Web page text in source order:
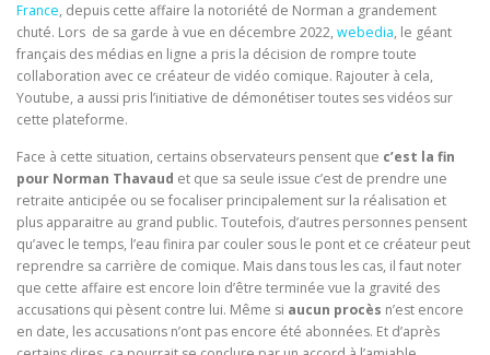
France, depuis cette affaire la notoriété de Norman a grandement
chuté. Lors de sa garde à vue en décembre 2022, webedia, le géant
français des médias en ligne a pris la décision de rompre toute
collaboration avec ce créateur de vidéo comique. Rajouter à cela,
Youtube, a aussi pris l’initiative de démonétiser toutes ses vidéos sur
cette plateforme.
Face à cette situation, certains observateurs pensent que c’est la fin
pour Norman Thavaud et que sa seule issue c’est de prendre une
retraite anticipée ou se focaliser principalement sur la réalisation et
plus apparaitre au grand public. Toutefois, d’autres personnes pensent
qu’avec le temps, l’eau finira par couler sous le pont et ce créateur peut
reprendre sa carrière de comique. Mais dans tous les cas, il faut noter
que cette affaire est encore loin d’être terminée vue la gravité des
accusations qui pèsent contre lui. Même si aucun procès n’est encore
en date, les accusations n’ont pas encore été abonnées. Et d’après